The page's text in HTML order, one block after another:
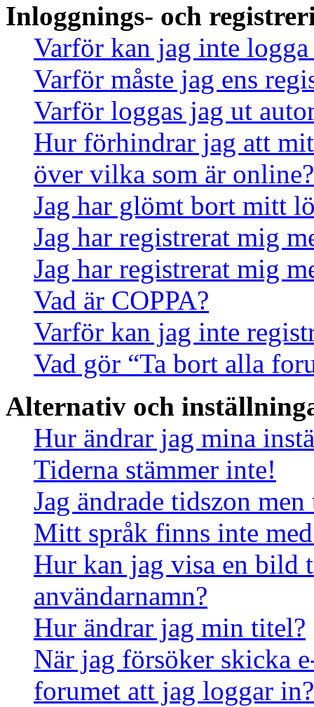
Inloggnings- och
Varför kan jag inte
Varför måste jag ens
Varför loggas jag ut
Hur förhindrar jag att
över vilka som är online?
Jag har glömt bort mitt
Jag har registrerat mig
Jag har registrerat mig
Vad är COPPA?
Varför kan jag inte
Vad gör “Ta bort alla
Alternativ och
Hur ändrar jag mina
Tiderna stämmer inte!
Jag ändrade tidszon
Mitt språk finns inte
Hur kan jag visa en bild
användarnamn?
Hur ändrar jag min titel?
När jag försöker skicka
forumet att jag loggar in?